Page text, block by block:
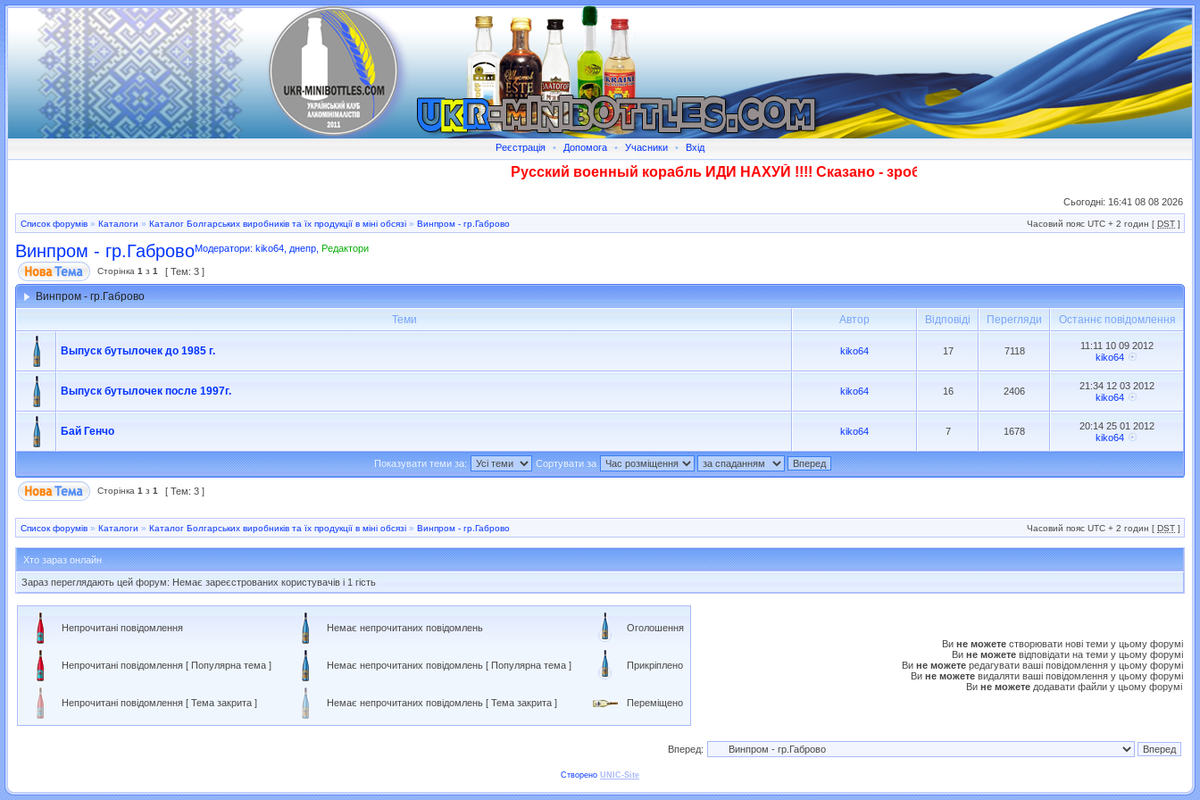
Реєстрація • Допомога • Учасники • Вхід
Русский военный корабль ИДИ НАХУЙ !!!! Сказано - зроблено! Слава ЗСУ!!!
Сьогодні: 16:41 08 08 2026
Список форумів » Каталоги » Каталог Болгарських виробників та їх продукції в міні обсязі » Винпром - гр.Габрово Часовий пояс UTC + 2 годин [ DST ]
Винпром - гр.ГабровоМодератори: kiko64 днепр Редактори
Сторінка 1 з 1 [ Тем: 3 ]
Винпром - гр.Габрово
Теми
Автор Відповіді Перегляди Останнє повідомлення
Выпуск бутылочек до 1985 г. kiko64 17 7118
11:11 10 09 2012
kiko64
Выпуск бутылочек после 1997г. kiko64 16 2406
21:34 12 03 2012
kiko64
Бай Генчо kiko64 7 1678
20:14 25 01 2012
kiko64
Показувати теми за: Сортувати за
Сторінка 1 з 1 [ Тем: 3 ]
Список форумів » Каталоги » Каталог Болгарських виробників та їх продукції в міні обсязі » Винпром - гр.Габрово Часовий пояс UTC + 2 годин [ DST ]
Хто зараз онлайн
Зараз переглядають цей форум: Немає зареєстрованих користувачів і 1 гість
Непрочитані повідомлення Немає непрочитаних повідомлень Оголошення
Непрочитані повідомлення [ Популярна тема ] Немає непрочитаних повідомлень [ Популярна тема ] Прикріплено
Непрочитані повідомлення [ Тема закрита ] Немає непрочитаних повідомлень [ Тема закрита ] Переміщено
Ви не можете створювати нові теми у цьому форумі
Ви не можете відповідати на теми у цьому форумі
Ви не можете редагувати ваші повідомлення у цьому форумі
Ви не можете видаляти ваші повідомлення у цьому форумі
Ви не можете додавати файли у цьому форумі
Вперед:
Створено UNIC-Site